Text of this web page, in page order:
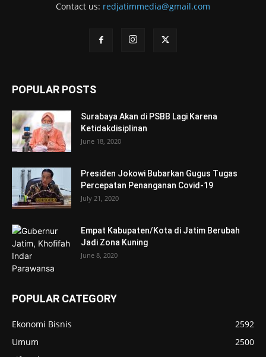
Contact us: redjatimmedia@gmail.com
POPULAR POSTS
Surabaya Akan di PSBB Lagi Karena
Ketidakdisiplinan
June 18, 2020
Presiden Jokowi Bubarkan Gugus Tugas
Percepatan Penanganan Covid-19
July 21, 2020
Empat Kabupaten/Kota di Jatim Berubah
Jadi Zona Kuning
June 8, 2020
POPULAR CATEGORY
Ekonomi Bisnis
2592
Umum
2500